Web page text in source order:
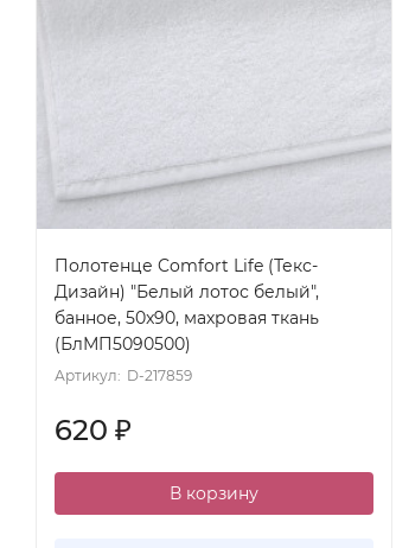
Полотенце Comfort Life (Текс-
Дизайн) "Белый лотос белый",
банное, 50x90, махровая ткань
(БлМП5090500)
Артикул: D-217859
620 ₽
В корзину